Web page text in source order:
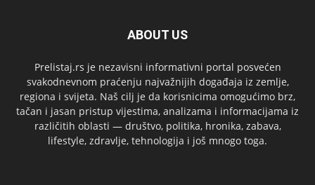
ABOUT US
Prelistaj.rs je nezavisni informativni portal posvećen
svakodnevnom praćenju najvažnijih događaja iz zemlje,
regiona i svijeta. Naš cilj je da korisnicima omogućimo brz,
tačan i jasan pristup vijestima, analizama i informacijama iz
različitih oblasti — društvo, politika, hronika, zabava,
lifestyle, zdravlje, tehnologija i još mnogo toga.